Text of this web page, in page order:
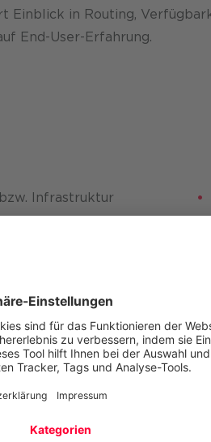
Einblick in Routing,
End-User-Erfahrung.
Infrastruktur
das Internet verteilt zur
auf die relevanten